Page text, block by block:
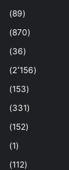
(89)
(870)
(36)
(2٬156)
(153)
(331)
(152)
(1)
(112)